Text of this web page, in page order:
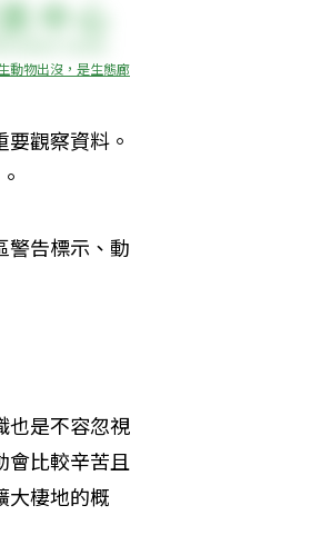
動物出沒，是生態廊
觀察資料。
警告標示、動
也是不容忽視
比較辛苦且
大棲地的概